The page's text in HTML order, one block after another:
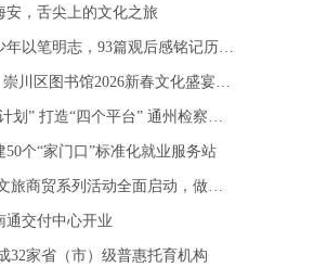
安，舌尖上的文化之旅
笔明志，93篇观后感铭记历史勇担使命
川区图书馆2026新春文化盛宴圆满
” 打造“四个平台” 通州检察激活青
50个“家门口”标准化就业服务站
贸系列活动全面启动，做热元旦、春节
通交付中心开业
32家省（市）级普惠托育机构